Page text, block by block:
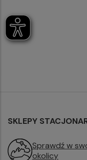
SKLEPY
Sprawdź w
okolicy